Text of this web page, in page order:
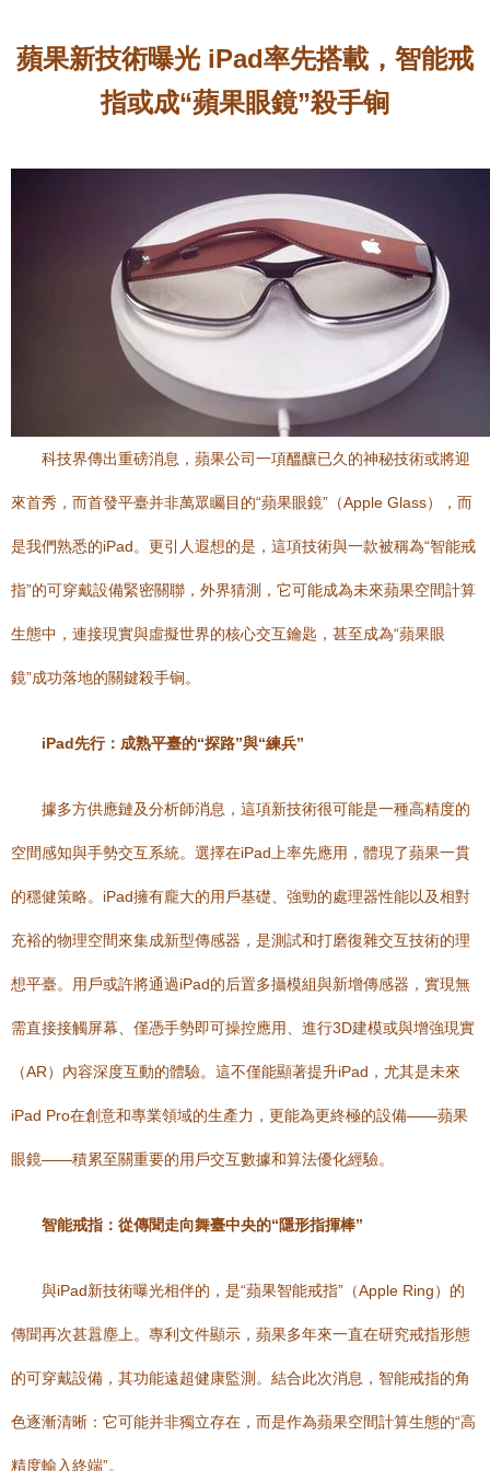
蘋果新技術曝光 iPad率先搭載，智能戒
指或成“蘋果眼鏡”殺手锏
科技界傳出重磅消息，蘋果公司一項醞釀已久的神秘技術或將迎
來首秀，而首發平臺并非萬眾矚目的“蘋果眼鏡”（Apple Glass），而
是我們熟悉的iPad。更引人遐想的是，這項技術與一款被稱為“智能戒
指”的可穿戴設備緊密關聯，外界猜測，它可能成為未來蘋果空間計算
生態中，連接現實與虛擬世界的核心交互鑰匙，甚至成為“蘋果眼
鏡”成功落地的關鍵殺手锏。
iPad先行：成熟平臺的“探路”與“練兵”
據多方供應鏈及分析師消息，這項新技術很可能是一種高精度的
空間感知與手勢交互系統。選擇在iPad上率先應用，體現了蘋果一貫
的穩健策略。iPad擁有龐大的用戶基礎、強勁的處理器性能以及相對
充裕的物理空間來集成新型傳感器，是測試和打磨復雜交互技術的理
想平臺。用戶或許將通過iPad的后置多攝模組與新增傳感器，實現無
需直接接觸屏幕、僅憑手勢即可操控應用、進行3D建模或與增強現實
（AR）內容深度互動的體驗。這不僅能顯著提升iPad，尤其是未來
iPad Pro在創意和專業領域的生產力，更能為更終極的設備——蘋果
眼鏡——積累至關重要的用戶交互數據和算法優化經驗。
智能戒指：從傳聞走向舞臺中央的“隱形指揮棒”
與iPad新技術曝光相伴的，是“蘋果智能戒指”（Apple Ring）的
傳聞再次甚囂塵上。專利文件顯示，蘋果多年來一直在研究戒指形態
的可穿戴設備，其功能遠超健康監測。結合此次消息，智能戒指的角
色逐漸清晰：它可能并非獨立存在，而是作為蘋果空間計算生態的“高
精度輸入終端”。